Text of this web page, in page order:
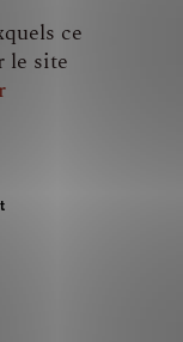
ce
le site